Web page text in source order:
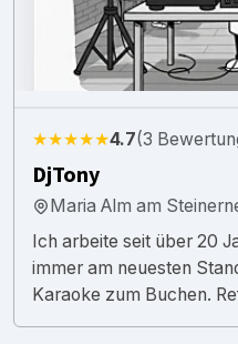
★★★★★4.7(3
DjTony
Maria Alm am
Ich arbeite seit über 20
immer am neuesten
Karaoke zum Buchen.